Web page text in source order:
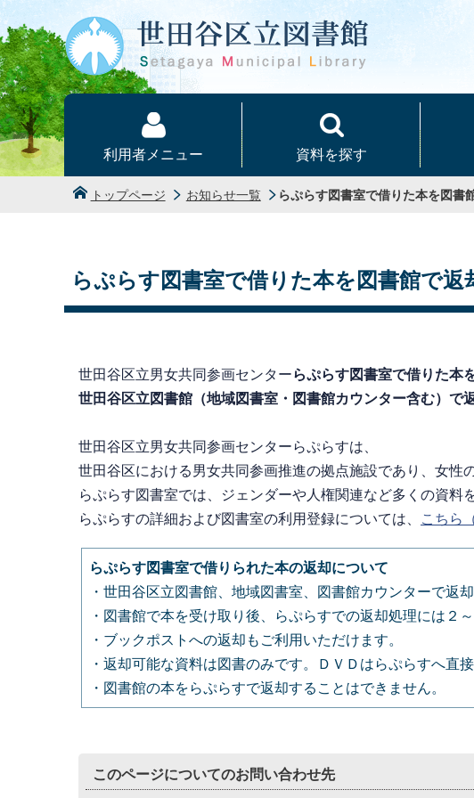
本文へ
利用者メニュー 資料を探す
トップページ お知らせ一覧 らぷらす図書室で借りた本を図書
らぷらす図書室で借りた本を図書館で返
世田谷区立男女共同参画センターらぷらす図書室で借りた本
世田谷区立図書館（地域図書室・図書館カウンター含む）で
世田谷区立男女共同参画センターらぷらすは、
世田谷区における男女共同参画推進の拠点施設であり、女性
らぷらす図書室では、
ジェンダーや人権関連など多くの資料
らぷらすの詳細および図書室の利用登録については、
こちら
らぷらす図書室で借りられた本の返却について
・世田谷区立図書館、地域図書室、図書館カウンターで返却
・図書館で本を受け取り後、らぷらすでの返却処理には２
・ブックポストへの返却もご利用いただけます。
・返却可能な資料は図書のみです。ＤＶＤはらぷらすへ直
・図書館の本をらぷらすで返却することはできません。
このページについてのお問い合わせ先